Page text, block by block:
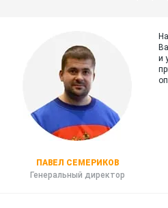
ПАВЕЛ СЕМЕРИКОВ
Генеральный директор
и